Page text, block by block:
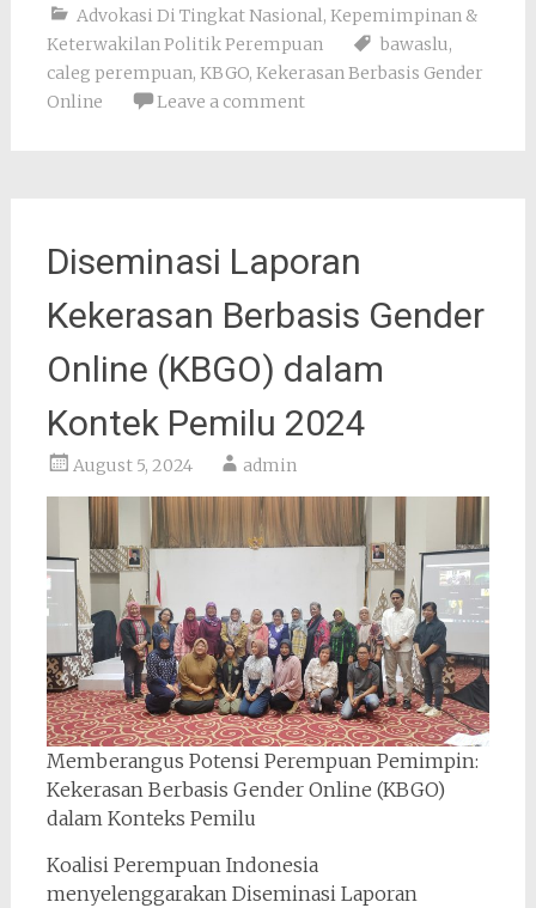
Advokasi Di Tingkat Nasional, Kepemimpinan &
Keterwakilan Politik Perempuan
bawaslu,
caleg perempuan, KBGO, Kekerasan Berbasis Gender
Online
Leave a comment
Diseminasi Laporan
Kekerasan Berbasis Gender
Online (KBGO) dalam
Kontek Pemilu 2024
August 5, 2024 admin
Memberangus Potensi Perempuan Pemimpin:
Kekerasan Berbasis Gender Online (KBGO)
dalam Konteks Pemilu
Koalisi Perempuan Indonesia
menyelenggarakan Diseminasi Laporan